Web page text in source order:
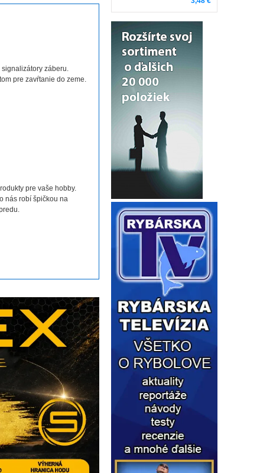
záberu.
pre zavŕtanie do zeme.
pre vaše hobby.
nás robí špičkou na